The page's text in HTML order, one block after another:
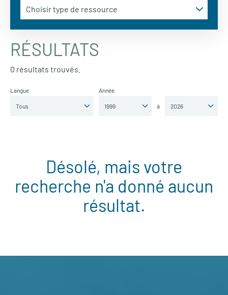
RÉSULTATS
0 résultats trouvés.
Langue Année
à
Désolé, mais votre
recherche n'a donné aucun
résultat.